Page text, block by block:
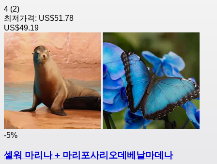
4 (2)
최저가격: US$51.78
US$49.19
-5%
셀워 마리나 + 마리포사리오데베날마데나